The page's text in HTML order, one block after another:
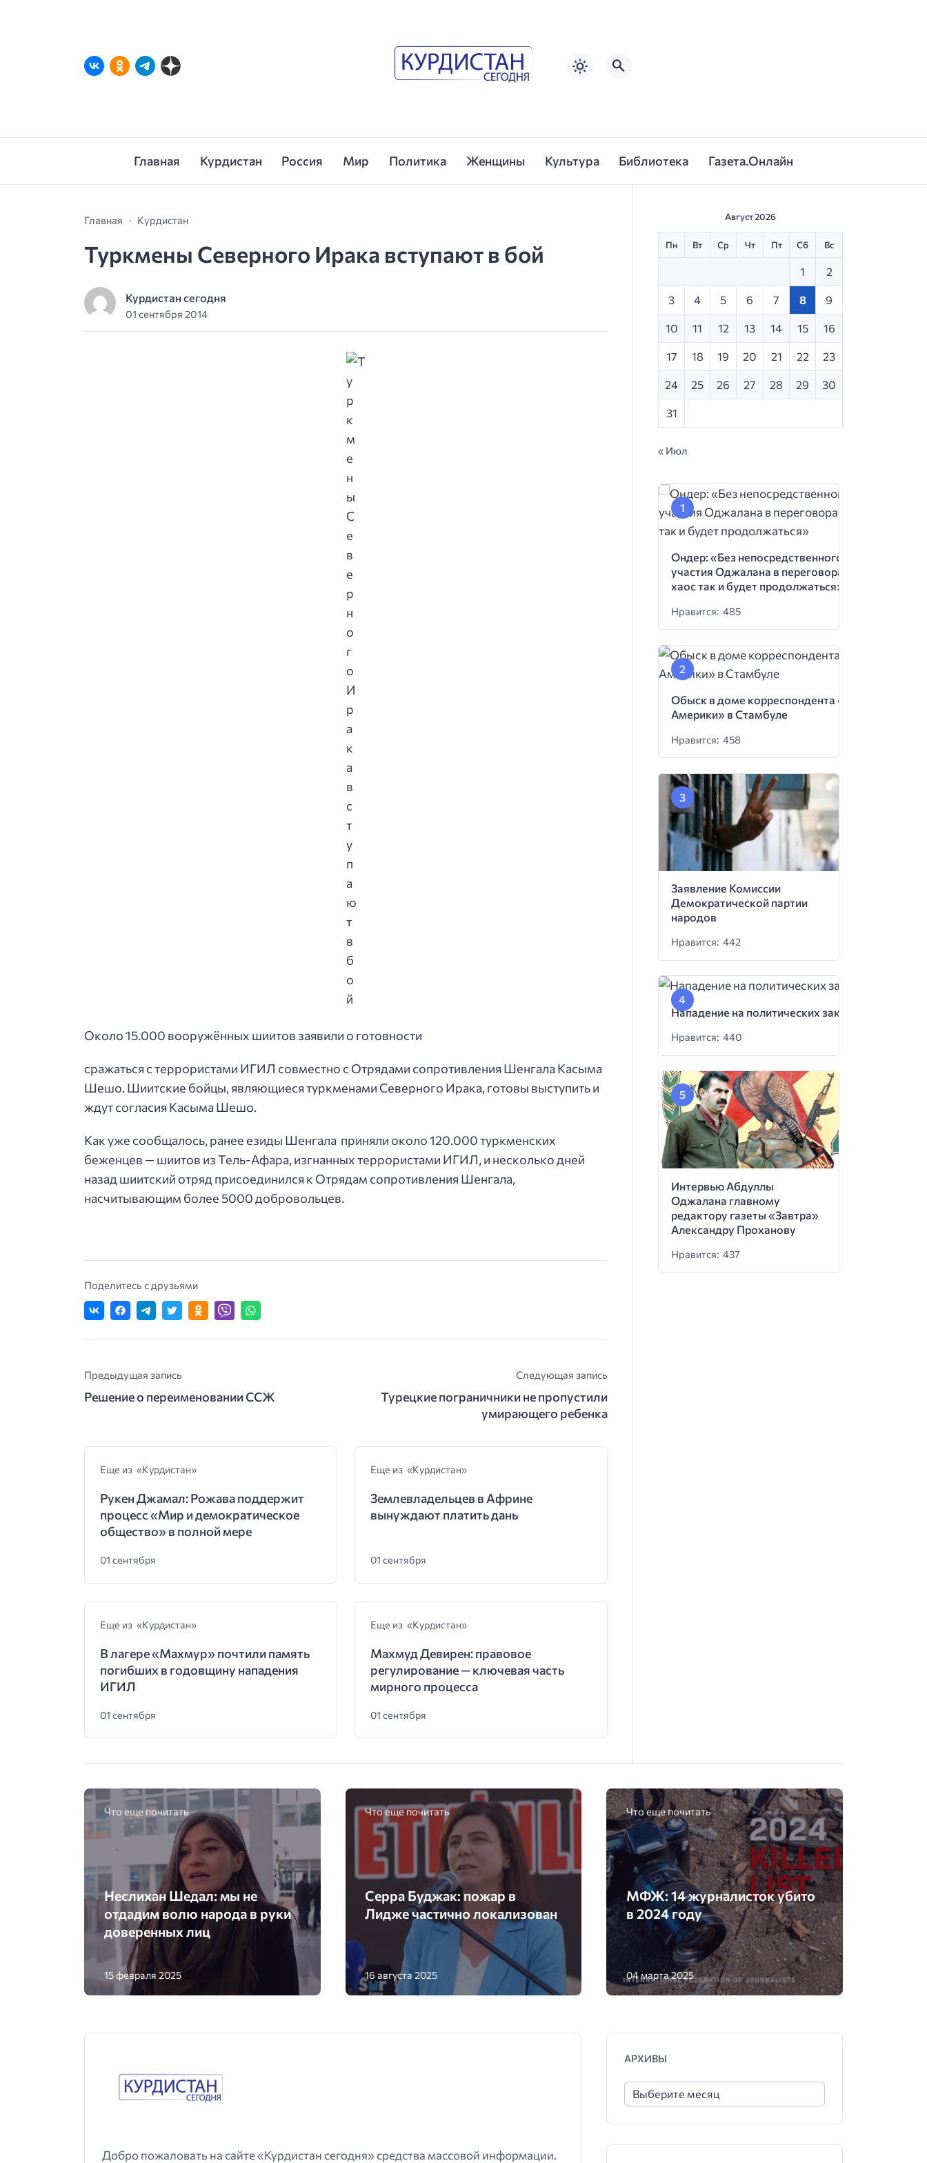
Главная Курдистан Россия Мир Политика Женщины Культура Библиотека Газета.Онлайн
Главная Курдистан
Туркмены Северного Ирака вступают в бой
Курдистан сегодня
01 сентября 2014
Около 15.000 вооружённых шиитов заявили о готовности
сражаться с террористами ИГИЛ совместно с Отрядами сопротивления Шенгала Касыма
Шешо. Шиитские бойцы, являющиеся туркменами Северного Ирака, готовы выступить и
ждут согласия Касыма Шешо.
Как уже сообщалось, ранее езиды Шенгала приняли около 120.000 туркменских
беженцев — шиитов из Тель-Афара, изгнанных террористами ИГИЛ, и несколько дней
назад шиитский отряд присоединился к Отрядам сопротивления Шенгала,
насчитывающим более 5000 добровольцев.
Поделитесь с друзьями
Предыдущая запись
Решение о переименовании ССЖ
Следующая запись
Турецкие пограничники не пропустили
умирающего ребенка
Еще из «Курдистан»
Рукен Джамал: Рожава поддержит
процесс «Мир и демократическое
общество» в полной мере
01 сентября
Еще из «Курдистан»
Землевладельцев в Африне
вынуждают платить дань
01 сентября
Еще из «Курдистан»
В лагере «Махмур» почтили память
погибших в годовщину нападения
ИГИЛ
01 сентября
Еще из «Курдистан»
Махмуд Девирен: правовое
регулирование — ключевая часть
мирного процесса
01 сентября
Август 2026
Пн Вт Ср Чт Пт Сб Вс
1 2
3 4 5 6 7 8 9
10 11 12 13 14 15 16
17 18 19 20 21 22 23
24 25 26 27 28 29 30
31
« Июл
Ондер: «Без непосредственного
участия Оджалана в переговорах
хаос так и будет продолжаться»
Нравится: 485
Обыск в доме корреспондента «Голоса
Америки» в Стамбуле
Нравится: 458
Заявление Комиссии
Демократической партии
народов
Нравится: 442
Нападение на политических заключенных
Нравится: 440
Интервью Абдуллы
Оджалана главному
редактору газеты «Завтра»
Александру Проханову
Нравится: 437
Что еще почитать
Неслихан Шедал: мы не
отдадим волю народа в руки
доверенных лиц
15 февраля 2025
Что еще почитать
Серра Буджак: пожар в
Лидже частично локализован
16 августа 2025
Что еще почитать
МФЖ: 14 журналисток убито
в 2024 году
04 марта 2025
Добро пожаловать на сайте «Курдистан сегодня» средства массовой информации.
АРХИВЫ